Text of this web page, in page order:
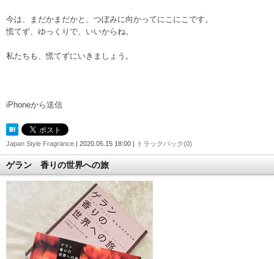
今は、まだかまだかと、つぼみに向かってにこにこです。
慌てず、ゆっくりで、いいからね。
私たちも、慌てずにいきましょう。
iPhoneから送信
Japan Style Fragrance | 2020.05.15 18:00 | トラックバック(0)
ゲラン 香りの世界への旅